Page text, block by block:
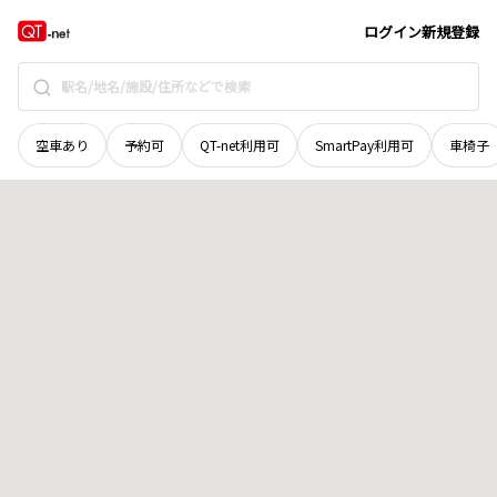
ログイン新規登録
空車あり 予約可 QT-net利用可 SmartPay利用可 車椅子
広島県